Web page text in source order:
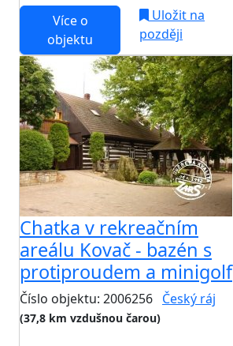
Více o
objektu
Uložit na
později
Chatka v rekreačním
areálu Kovač - bazén s
protiproudem a minigolf
Číslo objektu: 2006256 Český ráj
(37,8 km vzdušnou čarou)